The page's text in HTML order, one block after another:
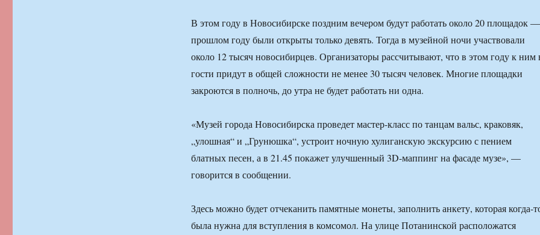
В этом году в Новосибирске поздним вечером будут работать около 20 площадок
прошлом году были открыты только девять. Тогда в музейной ночи участвовали
около 12 тысяч новосибирцев. Организаторы рассчитывают, что в этом году к ним
гости придут в общей сложности не менее 30 тысяч человек. Многие площадки
закроются в полночь, до утра не будет работать ни одна.
«Музей города Новосибирска проведет мастер-класс по танцам вальс, краковяк,
„улошная“ и „Грунюшка“, устроит ночную хулиганскую экскурсию с пением
блатных песен, а в 21.45 покажет улучшенный 3D-маппинг на фасаде музе», —
говорится в сообщении.
Здесь можно будет отчеканить памятные монеты, заполнить анкету, которая когда-
была нужна для вступления в комсомол. На улице Потанинской расположатся